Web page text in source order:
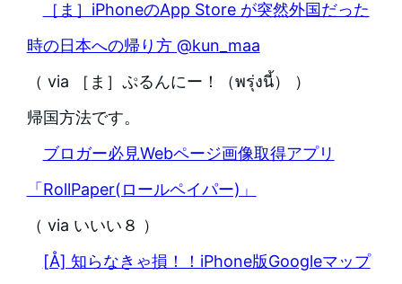
［ま］iPhoneのApp Store が突然外国だった
時の日本への帰り方 @kun_maa
（ via ［ま］ぷるんにー！（พรุ่งนี้） ）
帰国方法です。
ブロガー必見Webページ画像取得アプリ
「RollPaper(ロールペイパー)」
（ via いいい８ ）
[Å] 知らなきゃ損！！iPhone版Googleマップ